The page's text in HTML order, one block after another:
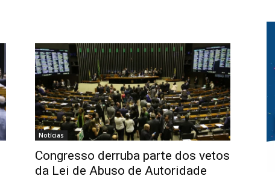
Notícias
Congresso derruba parte dos vetos
da Lei de Abuso de Autoridade